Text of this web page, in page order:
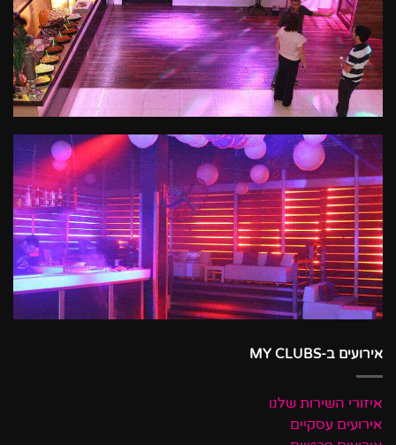
אירועים ב-MY CLUBS
איזורי השירות שלנו
אירועים עסקיים